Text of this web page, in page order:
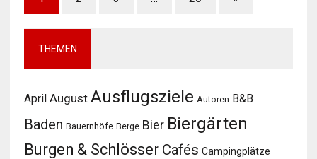
THEMEN
April August Ausflugsziele Autoren B&B
Baden Bauernhöfe Berge Bier Biergärten
Burgen & Schlösser Cafés Campingplätze